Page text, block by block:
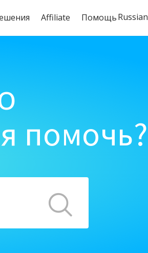
Affiliate Помощь
помочь?
Russian